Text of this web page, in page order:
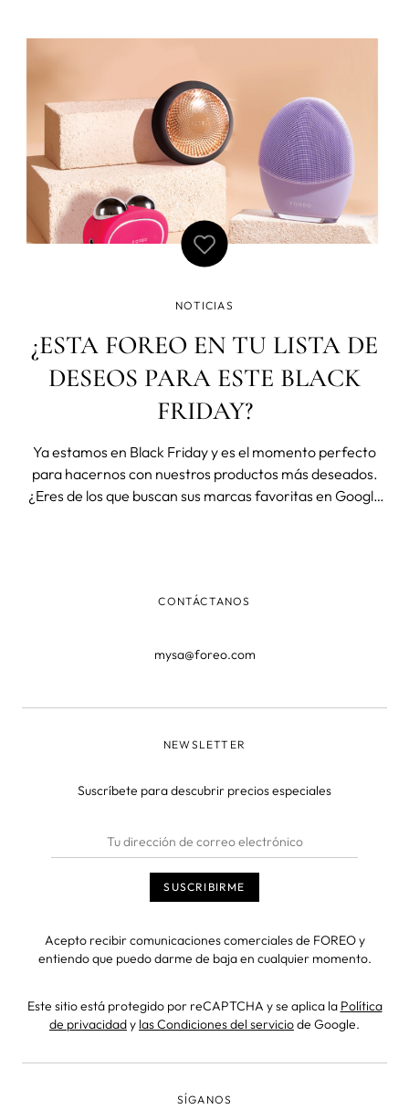
largos. El Midsommar, es la fiesta por excelencia que da
NOTICIAS
¿ESTA FOREO EN TU LISTA DE
DESEOS PARA ESTE BLACK
FRIDAY?
Ya estamos en Black Friday y es el momento perfecto
para hacernos con nuestros productos más deseados.
¿Eres de los que buscan sus marcas favoritas en Google
CONTÁCTANOS
mysa@foreo.com
NEWSLETTER
Suscríbete para descubrir precios especiales
Acepto recibir comunicaciones comerciales de FOREO y
entiendo que puedo darme de baja en cualquier momento.
Este sitio está protegido por reCAPTCHA y se aplica la Política
de privacidady las Condiciones del serviciode Google.
SÍGANOS